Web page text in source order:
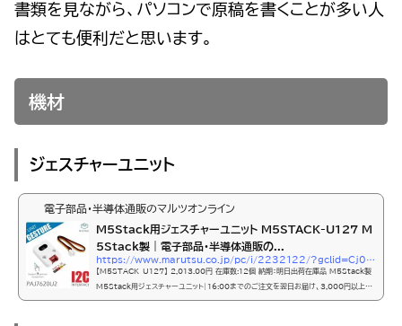
書類を見ながら、パソコンで原稿を書くことが多い人
はとても便利だと思います。
機材
ジェスチャーユニット
電子部品・半導体通販のマルツオンライン
M5Stack用ジェスチャーユニット M5STACK-U127 M
5Stack製｜電子部品・半導体通販の...
https://www.marutsu.co.jp/pc/i/2232122/?gclid=Cj0KCQjwuLShBhC_ARIsAFod4fKg6WWe4njvqhom3dFxEFRvUTaLXURPjW5nOevz8HTabaWyj5GsMkwaAuaQEALw_wcB
【M5STACK-U127】 2,013.00円 在庫数:12個 納期：明日出荷在庫品 M5Stack製
M5Stack用ジェスチャーユニット|16:00までのご注文を翌日お届け、3,000円以上購
入で送料無料。手の動きを認識するジェスチャー機能を持つM5Stack用拡張ユニット9